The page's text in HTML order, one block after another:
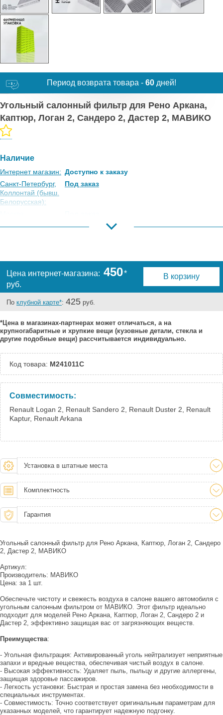
Период возврата товара - 60 дней!
Угольный салонный фильтр для Рено Аркана,
Каптюр, Логан 2, Сандеро 2, Дастер 2, МАВИКО
Наличие
Интернет магазин: Доступно к заказу
Санкт-Петербург,
Коллонтай (бывш.
Белорусская):
Под заказ
Краснодар:
Под заказ
Нальчик:
Самара:
Есть
Тюмень:
Под заказ
Челябинск:
Под заказ
Цена интернет-магазина: 450*
руб.
В корзину
По клубной карте*: 425 руб.
*Цена в магазинах-партнерах может отличаться, а на
крупногабаритные и хрупкие вещи (кузовные детали, стекла и
другие подобные вещи) рассчитывается индивидуально.
Код товара: М241011C
Совместимость:
Renault Logan 2, Renault Sandero 2, Renault Duster 2, Renault
Kaptur, Renault Arkana
Установка в штатные места
Комплектность
Гарантия
Угольный салонный фильтр для Рено Аркана, Каптюр, Логан 2, Сандеро
2, Дастер 2, МАВИКО
Артикул:
Производитель: МАВИКО
Цена: за 1 шт.
Обеспечьте чистоту и свежесть воздуха в салоне вашего автомобиля с
угольным салонным фильтром от МАВИКО. Этот фильтр идеально
подходит для моделей Рено Аркана, Каптюр, Логан 2, Сандеро 2 и
Дастер 2, эффективно защищая вас от загрязняющих веществ.
Преимущества:
- Угольная фильтрация: Активированный уголь нейтрализует неприятные
запахи и вредные вещества, обеспечивая чистый воздух в салоне.
- Высокая эффективность: Удаляет пыль, пыльцу и другие аллергены,
защищая здоровье пассажиров.
- Легкость установки: Быстрая и простая замена без необходимости в
специальных инструментах.
- Совместимость: Точно соответствует оригинальным параметрам для
указанных моделей, что гарантирует надежную подгонку.